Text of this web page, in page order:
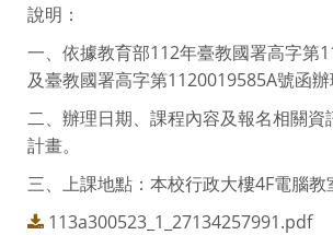
說明：
一、依據教育部112年臺教國署高字第
及臺教國署高字第1120019585A號函辦
二、辦理日期、課程內容及報名相關資
計畫。
三、上課地點：本校行政大樓4F電腦教
113a300523_1_27134257991.pdf